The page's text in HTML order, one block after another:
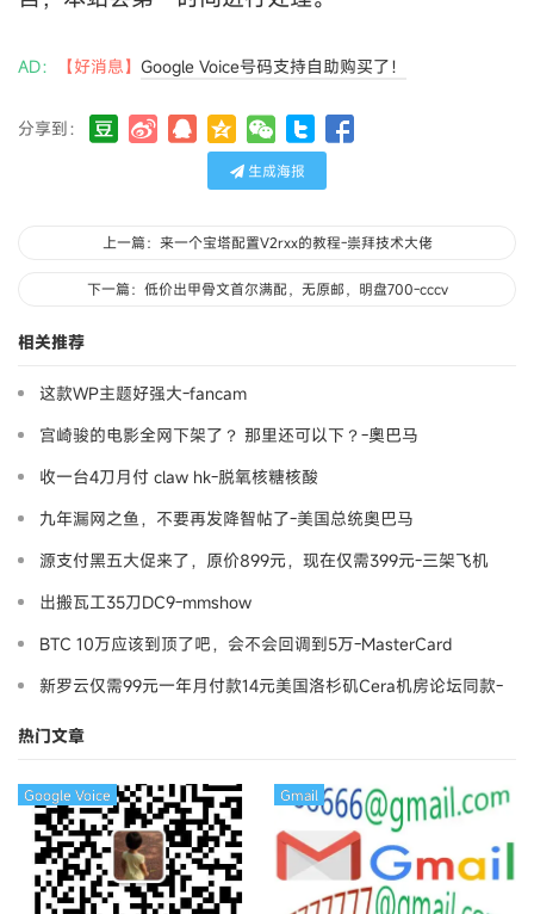
AD： 【好消息】 Google Voice号码支持自助购买了！
分享到：
生成海报
上一篇：来一个宝塔配置V2rxx的教程-崇拜技术大佬
下一篇：低价出甲骨文首尔满配，无原邮，明盘700-cccv
相关推荐
这款WP主题好强大-fancam
宫崎骏的电影全网下架了？ 那里还可以下？-奧巴马
收一台4刀月付 claw hk-脱氧核糖核酸
九年漏网之鱼，不要再发降智帖了-美国总统奥巴马
源支付黑五大促来了，原价899元，现在仅需399元-三架飞机
出搬瓦工35刀DC9-mmshow
BTC 10万应该到顶了吧，会不会回调到5万-MasterCard
新罗云仅需99元一年月付款14元美国洛杉矶Cera机房论坛同款-
热门文章
Google Voice Gmail